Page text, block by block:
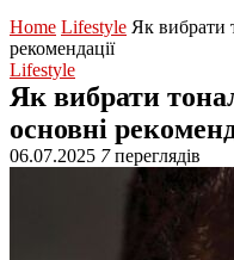
Home Lifestyle Як вибрати
рекомендації
Lifestyle
Як вибрати
основні
06.07.2025 7переглядів